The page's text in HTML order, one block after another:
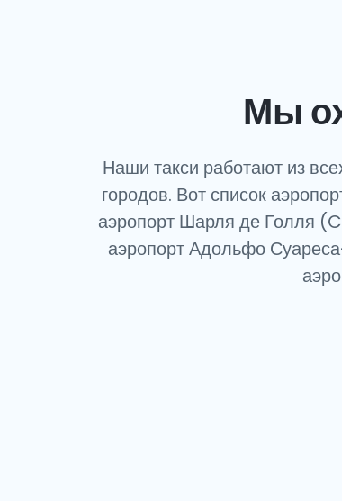
Мы
Наши такси работают из
городов. Вот список
аэропорт Шарля де Голля
аэропорт Адольфо